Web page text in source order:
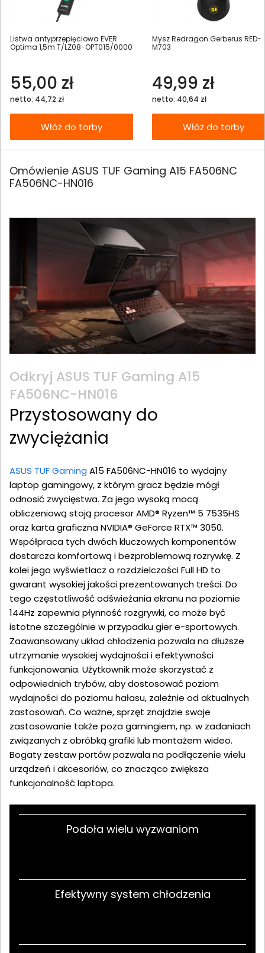
Listwa antyprzepięciowa EVER
Optima 1,5m T/LZ08-OPT015/0000
55,00 zł
netto: 44,72 zł
Włóż do torby
Mysz Redragon Gerberus RED-
M703
49,99 zł
netto: 40,64 zł
Włóż do torby
Omówienie ASUS TUF Gaming A15 FA506NC
FA506NC-HN016
Odkryj ASUS TUF Gaming A15
FA506NC-HN016
Przystosowany do
zwyciężania
ASUS TUF Gaming A15 FA506NC-HN016 to wydajny
laptop gamingowy, z którym gracz będzie mógł
odnosić zwycięstwa. Za jego wysoką mocą
obliczeniową stoją procesor AMD® Ryzen™ 5 7535HS
oraz karta graficzna NVIDIA® GeForce RTX™ 3050.
Współpraca tych dwóch kluczowych komponentów
dostarcza komfortową i bezproblemową rozrywkę. Z
kolei jego wyświetlacz o rozdzielczości Full HD to
gwarant wysokiej jakości prezentowanych treści. Do
tego częstotliwość odświeżania ekranu na poziomie
144Hz zapewnia płynność rozgrywki, co może być
istotne szczególnie w przypadku gier e-sportowych.
Zaawansowany układ chłodzenia pozwala na dłuższe
utrzymanie wysokiej wydajności i efektywności
funkcjonowania. Użytkownik może skorzystać z
odpowiednich trybów, aby dostosować poziom
wydajności do poziomu hałasu, zależnie od aktualnych
zastosowań. Co ważne, sprzęt znajdzie swoje
zastosowanie także poza gamingiem, np. w zadaniach
związanych z obróbką grafiki lub montażem wideo.
Bogaty zestaw portów pozwala na podłączenie wielu
urządzeń i akcesoriów, co znacząco zwiększa
funkcjonalność laptopa.
Podoła wielu wyzwaniom
Efektywny system chłodzenia